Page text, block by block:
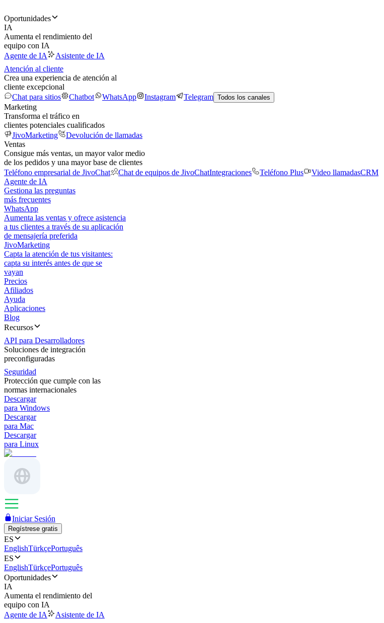
Oportunidades
IA
Aumenta el rendimiento del
equipo con IA
Agente de IA
Asistente de IA
Atención al cliente
Crea una experiencia de atención al
cliente excepcional
Chat para sitios
Chatbot WhatsApp Instagram Telegram Todos los canales
Marketing
Transforma el tráfico en
clientes potenciales cualificados
JivoMarketing
Devolución de llamadas
Ventas
Consigue más ventas, un mayor valor medio
de los pedidos y una mayor base de clientes
Teléfono empresarial de JivoChat
Chat de equipos de JivoChatIntegraciones Teléfono Plus Video llamadasCRM
Agente de IA
Gestiona las preguntas
más frecuentes
WhatsApp
Aumenta las ventas y ofrece asistencia
a tus clientes a través de su aplicación
de mensajería preferida
JivoMarketing
Capta la atención de tus visitantes:
capta su interés antes de que se
vayan
Precios
Afiliados
Ayuda
Aplicaciones
Blog
Recursos
API para Desarrolladores
Soluciones de integración
preconfiguradas
Seguridad
Protección que cumple con las
normas internacionales
Descargar
para Windows
Descargar
para Mac
Descargar
para Linux
Iniciar Sesión
Regístrese gratis
ES
EnglishTürkçePortuguês
ES
EnglishTürkçePortuguês
Oportunidades
IA
Aumenta el rendimiento del
equipo con IA
Agente de IA
Asistente de IA